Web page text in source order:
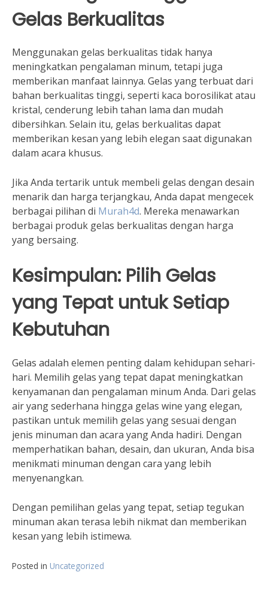
Gelas Berkualitas
Menggunakan gelas berkualitas tidak hanya
meningkatkan pengalaman minum, tetapi juga
memberikan manfaat lainnya. Gelas yang terbuat dari
bahan berkualitas tinggi, seperti kaca borosilikat atau
kristal, cenderung lebih tahan lama dan mudah
dibersihkan. Selain itu, gelas berkualitas dapat
memberikan kesan yang lebih elegan saat digunakan
dalam acara khusus.
Jika Anda tertarik untuk membeli gelas dengan desain
menarik dan harga terjangkau, Anda dapat mengecek
berbagai pilihan di Murah4d. Mereka menawarkan
berbagai produk gelas berkualitas dengan harga
yang bersaing.
Kesimpulan: Pilih Gelas
yang Tepat untuk Setiap
Kebutuhan
Gelas adalah elemen penting dalam kehidupan sehari-
hari. Memilih gelas yang tepat dapat meningkatkan
kenyamanan dan pengalaman minum Anda. Dari gelas
air yang sederhana hingga gelas wine yang elegan,
pastikan untuk memilih gelas yang sesuai dengan
jenis minuman dan acara yang Anda hadiri. Dengan
memperhatikan bahan, desain, dan ukuran, Anda bisa
menikmati minuman dengan cara yang lebih
menyenangkan.
Dengan pemilihan gelas yang tepat, setiap tegukan
minuman akan terasa lebih nikmat dan memberikan
kesan yang lebih istimewa.
Posted in Uncategorized